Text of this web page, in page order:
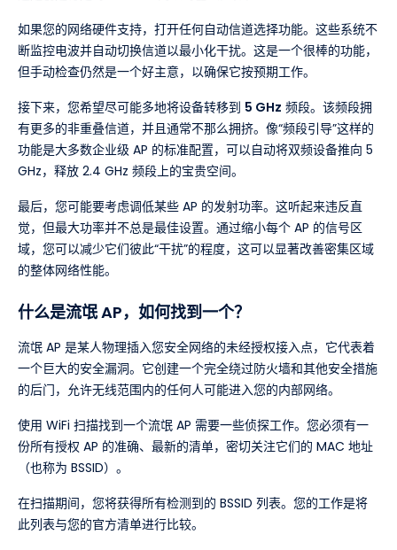
如果您的网络硬件支持，打开任何自动信道选择功能。这些系统不
断监控电波并自动切换信道以最小化干扰。这是一个很棒的功能，
但手动检查仍然是一个好主意，以确保它按预期工作。
接下来，您希望尽可能多地将设备转移到 5 GHz 频段。该频段拥
有更多的非重叠信道，并且通常不那么拥挤。像“频段引导”这样的
功能是大多数企业级 AP 的标准配置，可以自动将双频设备推向 5
GHz，释放 2.4 GHz 频段上的宝贵空间。
最后，您可能要考虑调低某些 AP 的发射功率。这听起来违反直
觉，但最大功率并不总是最佳设置。通过缩小每个 AP 的信号区
域，您可以减少它们彼此“干扰”的程度，这可以显著改善密集区域
的整体网络性能。
什么是流氓 AP，如何找到一个？
流氓 AP 是某人物理插入您安全网络的未经授权接入点，它代表着
一个巨大的安全漏洞。它创建一个完全绕过防火墙和其他安全措施
的后门，允许无线范围内的任何人可能进入您的内部网络。
使用 WiFi 扫描找到一个流氓 AP 需要一些侦探工作。您必须有一
份所有授权 AP 的准确、最新的清单，密切关注它们的 MAC 地址
（也称为 BSSID）。
在扫描期间，您将获得所有检测到的 BSSID 列表。您的工作是将
此列表与您的官方清单进行比较。